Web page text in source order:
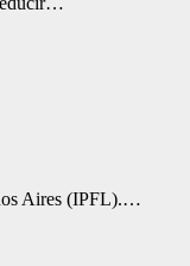
Aires (IPFL).…